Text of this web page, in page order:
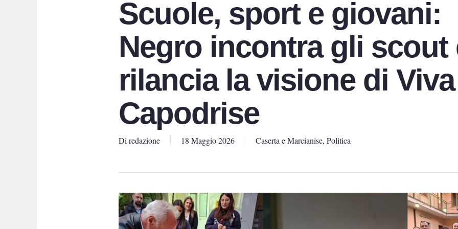
Scuole, sport e giovani:
Negro incontra gli scout
rilancia la visione di Viva
Capodrise
Di redazione 18 Maggio 2026 Caserta e Marcianise, Politica